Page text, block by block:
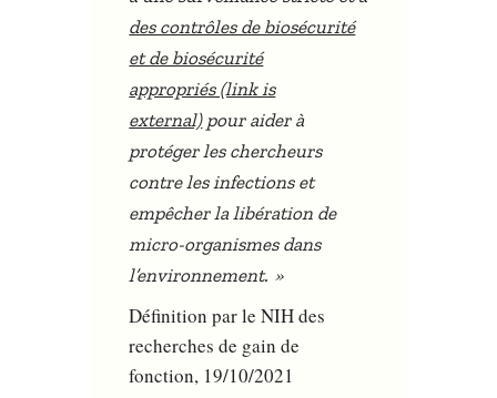
des contrôles de biosécurité
et de biosécurité
appropriés (link is
external)pour aider à
protéger les chercheurs
contre les infections et
empêcher la libération de
micro-organismes dans
l’environnement. »
Définition par le NIH des
recherches de gain de
fonction, 19/10/2021